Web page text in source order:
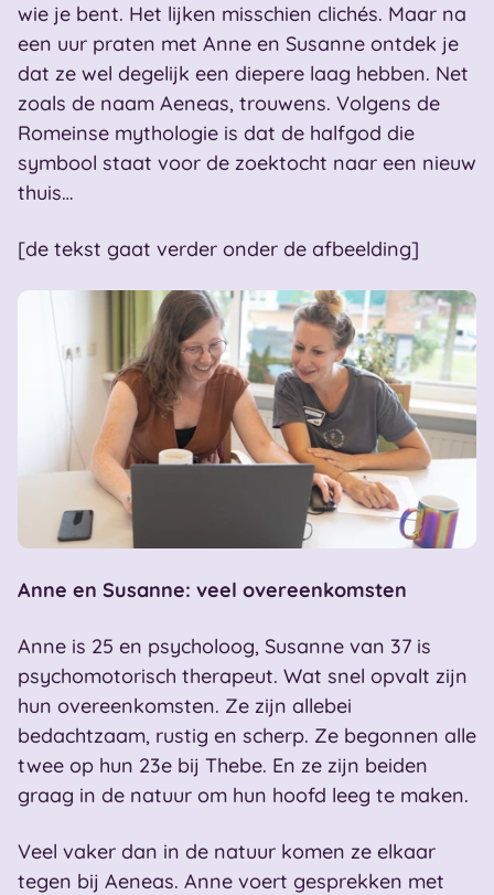
wie je bent. Het lijken misschien clichés. Maar na
een uur praten met Anne en Susanne ontdek je
dat ze wel degelijk een diepere laag hebben. Net
zoals de naam Aeneas, trouwens. Volgens de
Romeinse mythologie is dat de halfgod die
symbool staat voor de zoektocht naar een nieuw
thuis…
[de tekst gaat verder onder de afbeelding]
Anne en Susanne: veel overeenkomsten
Anne is 25 en psycholoog, Susanne van 37 is
psychomotorisch therapeut. Wat snel opvalt zijn
hun overeenkomsten. Ze zijn allebei
bedachtzaam, rustig en scherp. Ze begonnen alle
twee op hun 23e bij Thebe. En ze zijn beiden
graag in de natuur om hun hoofd leeg te maken.
Veel vaker dan in de natuur komen ze elkaar
tegen bij Aeneas. Anne voert gesprekken met